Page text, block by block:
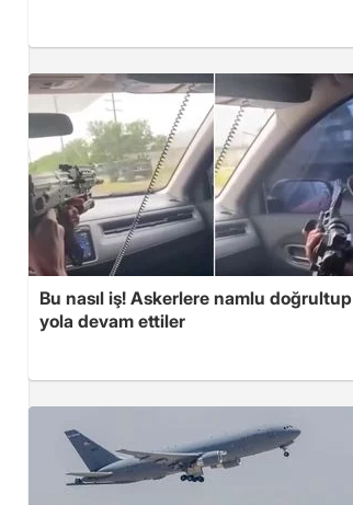
Bu nasıl iş! Askerlere namlu doğrultup
yola devam ettiler